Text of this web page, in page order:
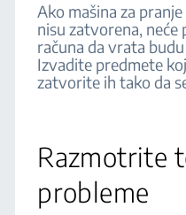
Ako mašina za
nisu zatvorena,
računa da vrata
Izvadite predmete
zatvorite ih tako da
Razmotrite
probleme